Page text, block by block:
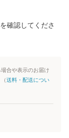
確認してくださ
合や表示のお届け
送料・配送につい